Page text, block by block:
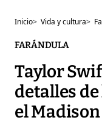
Inicio> Vida y cultura>
FARÁNDULA
Taylor
detalles
el